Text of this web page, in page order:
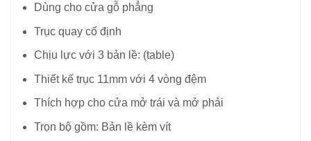
Dùng cho cửa gỗ phẳng
Trục quay cố định
Chịu lực với 3 bản lề: (table)
Thiết kế trục 11mm với 4 vòng đệm
Thích hợp cho cửa mở trái và mở phải
Trọn bộ gồm: Bản lề kèm vít